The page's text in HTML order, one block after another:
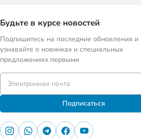
Будьте в курсе новостей
Подпишитесь на последние обновления и
узнавайте о новинках и специальных
предложениях первыми
Подписаться